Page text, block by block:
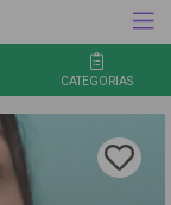
CATEGORIAS
Clica
para